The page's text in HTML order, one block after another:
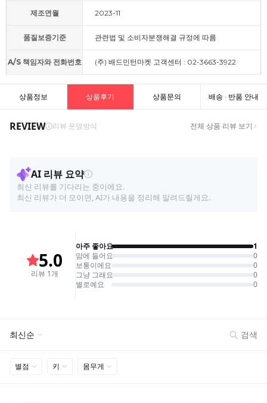
제조연월 2023-11
품질보증기준 관련법 및 소비자분쟁해결 규정에 따름
A/S 책임자와 전화번호 (주) 배드민턴마켓 고객센터 : 02-3663-3922
상품정보 상품후기 상품문의 배송 · 반품 안내